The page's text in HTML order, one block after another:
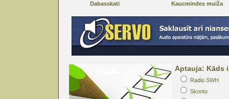
Dabasskati Kaucmindes muiža
Aptauja: Kāds
Radio SWH
Skonto